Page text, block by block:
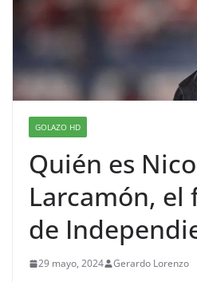
GOLAZO HD
Quién es
Larcamón, el
de
29 mayo, 2024 Gerardo Lorenzo